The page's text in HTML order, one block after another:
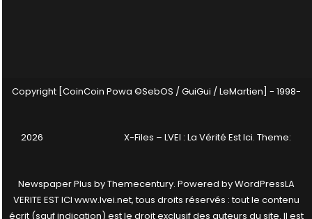
Copyright [CoinCoin Powa ©SebOS / GuiGui / LeMartien] - 1998-
2026 X-Files – LVEI : La Vérité Est Ici. Theme:
Newspaper Plus byThemecentury. Powered byWordPressLA
VERITE EST ICI www.lvei.net, tous droits réservés : tout le contenu
écrit (sauf indication) est le droit exclusif des auteurs du site. Il est